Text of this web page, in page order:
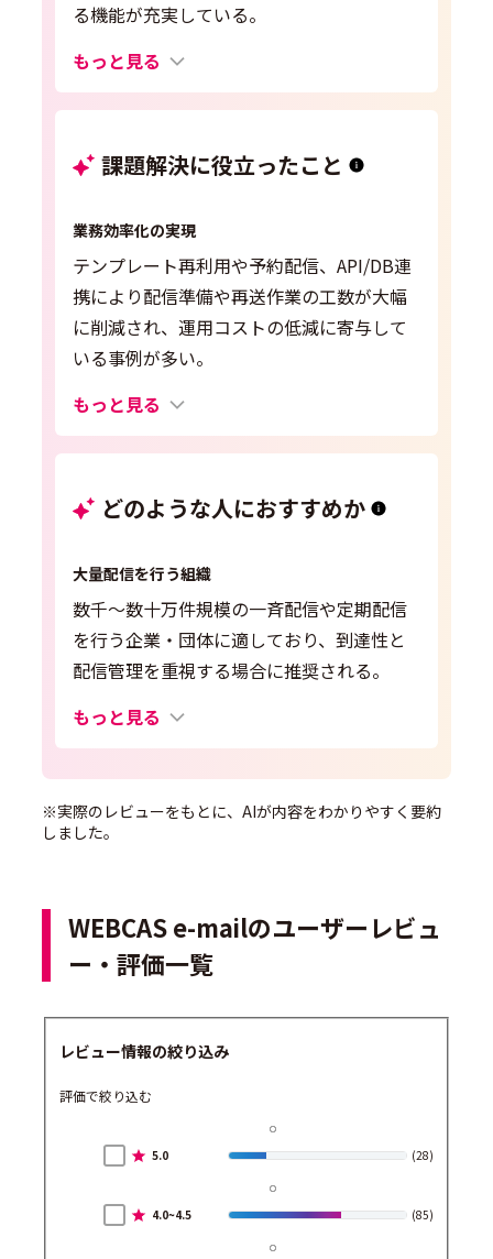
る機能が充実している。
もっと見る
課題解決に役立ったこと
業務効率化の実現
テンプレート再利用や予約配信、API/DB連
携により配信準備や再送作業の工数が大幅
に削減され、運用コストの低減に寄与して
いる事例が多い。
もっと見る
どのような人におすすめか
大量配信を行う組織
数千〜数十万件規模の一斉配信や定期配信
を行う企業・団体に適しており、到達性と
配信管理を重視する場合に推奨される。
もっと見る
※実際のレビューをもとに、AIが内容をわかりやすく要約
しました。
WEBCAS e-mailのユーザーレビュ
ー・評価一覧
レビュー情報の絞り込み
評価で絞り込む
5.0 (28)
4.0~4.5 (85)